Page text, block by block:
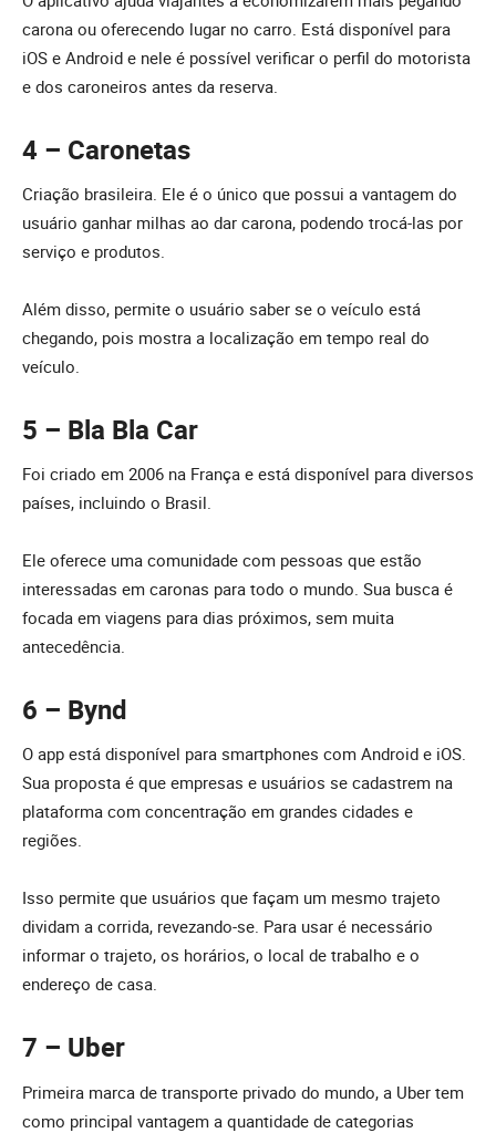
carona ou oferecendo lugar no carro. Está disponível para
iOS e Android e nele é possível verificar o perfil do motorista
e dos caroneiros antes da reserva.
4 – Caronetas
Criação brasileira. Ele é o único que possui a vantagem do
usuário ganhar milhas ao dar carona, podendo trocá-las por
serviço e produtos.
Além disso, permite o usuário saber se o veículo está
chegando, pois mostra a localização em tempo real do
veículo.
5 – Bla Bla Car
Foi criado em 2006 na França e está disponível para diversos
países, incluindo o Brasil.
Ele oferece uma comunidade com pessoas que estão
interessadas em caronas para todo o mundo. Sua busca é
focada em viagens para dias próximos, sem muita
antecedência.
6 – Bynd
O app está disponível para smartphones com Android e iOS.
Sua proposta é que empresas e usuários se cadastrem na
plataforma com concentração em grandes cidades e
regiões.
Isso permite que usuários que façam um mesmo trajeto
dividam a corrida, revezando-se. Para usar é necessário
informar o trajeto, os horários, o local de trabalho e o
endereço de casa.
7 – Uber
Primeira marca de transporte privado do mundo, a Uber tem
como principal vantagem a quantidade de categorias